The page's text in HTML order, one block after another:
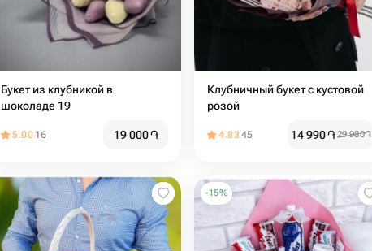
Букет из клубникой в
шоколаде 19
5.00 16 19 000֏
Клубничный букет с кустовой
розой
4.8345 14 990֏29 980֏
-15%